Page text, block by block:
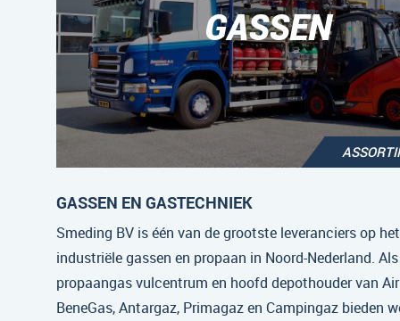
GASSEN
GASSEN EN GASTECHNIEK
Smeding BV is één van de grootste leveranciers op
industriële gassen en propaan in Noord-Nederland.
propaangas vulcentrum en hoofd depothouder van
BeneGas, Antargaz, Primagaz en Campingaz bieden